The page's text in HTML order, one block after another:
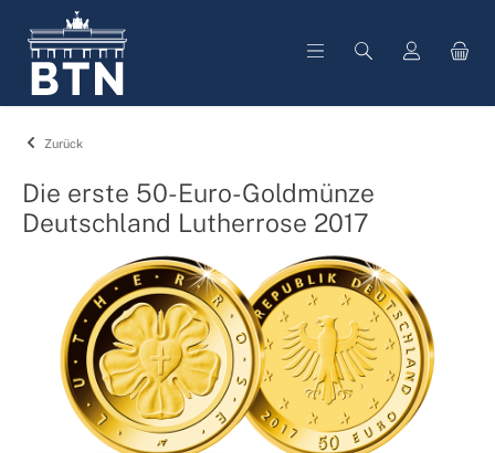
springen
Zurück
Die erste 50-Euro-Goldmünze
Deutschland Lutherrose 2017